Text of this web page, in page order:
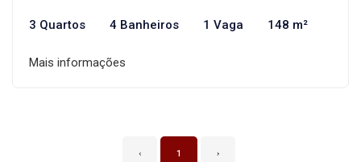
3 Quartos 4 Banheiros 1 Vaga 148 m²
Mais informações
‹ 1 ›